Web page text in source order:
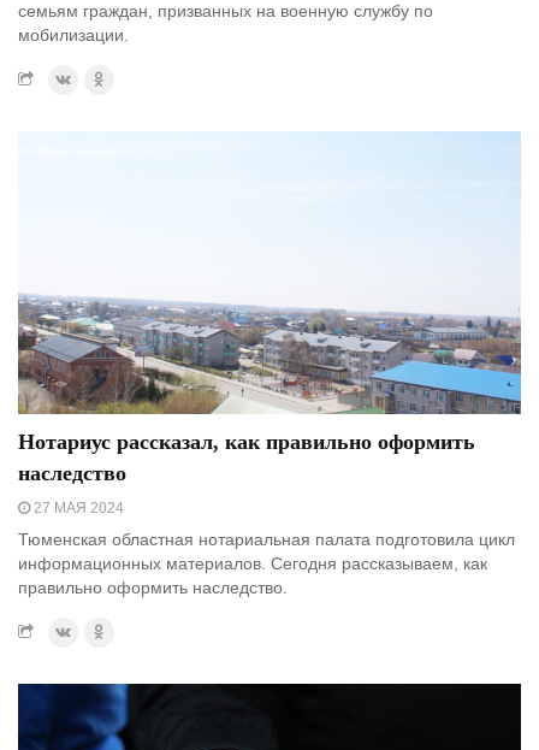
семьям граждан, призванных на военную службу по
мобилизации.
Нотариус рассказал, как правильно оформить
наследство
27 МАЯ 2024
Тюменская областная нотариальная палата подготовила цикл
информационных материалов. Сегодня рассказываем, как
правильно оформить наследство.